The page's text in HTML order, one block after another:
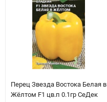
Перец Звезда Востока Белая в
Жёлтом F1 цв.п 0.1гр СеДек